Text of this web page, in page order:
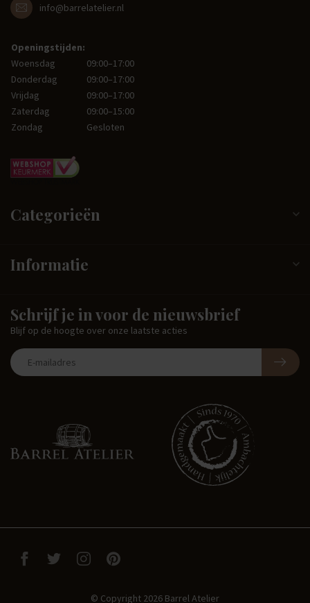
info@barrelatelier.nl
Openingstijden:
Woensdag
09:00–17:00
Donderdag
09:00–17:00
Vrijdag
09:00–17:00
Zaterdag
09:00–15:00
Zondag
Gesloten
Categorieën
Informatie
Schrijf je in voor de nieuwsbrief
Blijf op de hoogte over onze laatste acties
© Copyright 2026 Barrel Atelier